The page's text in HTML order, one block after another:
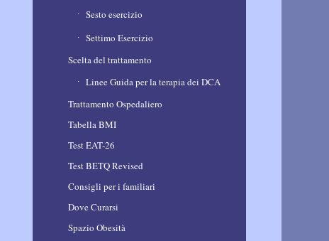
Sesto esercizio
Settimo Esercizio
Scelta del trattamento
Linee Guida per la terapia dei DCA
Trattamento Ospedaliero
Tabella BMI
Test EAT-26
Test BETQ Revised
Consigli per i familiari
Dove Curarsi
Spazio Obesità